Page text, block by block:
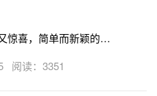
的生日，买
吃饭。提前到达购物中心，
个小伙子，询问他是否愿意
女友，让他上前跟她说
惊喜，简单而新颖的求
阅读：3351